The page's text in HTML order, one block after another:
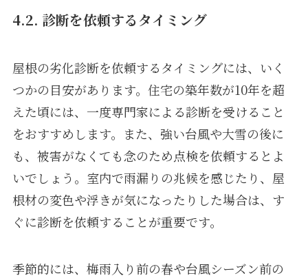
4.2. 診断を依頼するタイミング
屋根の劣化診断を依頼するタイミングには、いく
つかの目安があります。住宅の築年数が10年を超
えた頃には、一度専門家による診断を受けること
をおすすめします。また、強い台風や大雪の後に
も、被害がなくても念のため点検を依頼するとよ
いでしょう。室内で雨漏りの兆候を感じたり、屋
根材の変色や浮きが気になったりした場合は、す
ぐに診断を依頼することが重要です。
季節的には、梅雨入り前の春や台風シーズン前の